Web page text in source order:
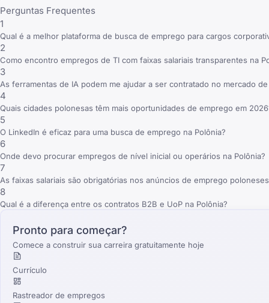
Perguntas Frequentes
1
Qual é a melhor plataforma de busca de emprego para cargos
2
Como encontro empregos de TI com faixas salariais transparentes na
3
As ferramentas de IA podem me ajudar a ser contratado no mercado
4
Quais cidades polonesas têm mais oportunidades de emprego em
5
O LinkedIn é eficaz para uma busca de emprego na Polônia?
6
Onde devo procurar empregos de nível inicial ou operários na Polônia?
7
As faixas salariais são obrigatórias nos anúncios de emprego
8
Qual é a diferença entre os contratos B2B e UoP na Polônia?
Pronto para começar?
Comece a construir sua carreira gratuitamente hoje
Currículo
Rastreador de empregos